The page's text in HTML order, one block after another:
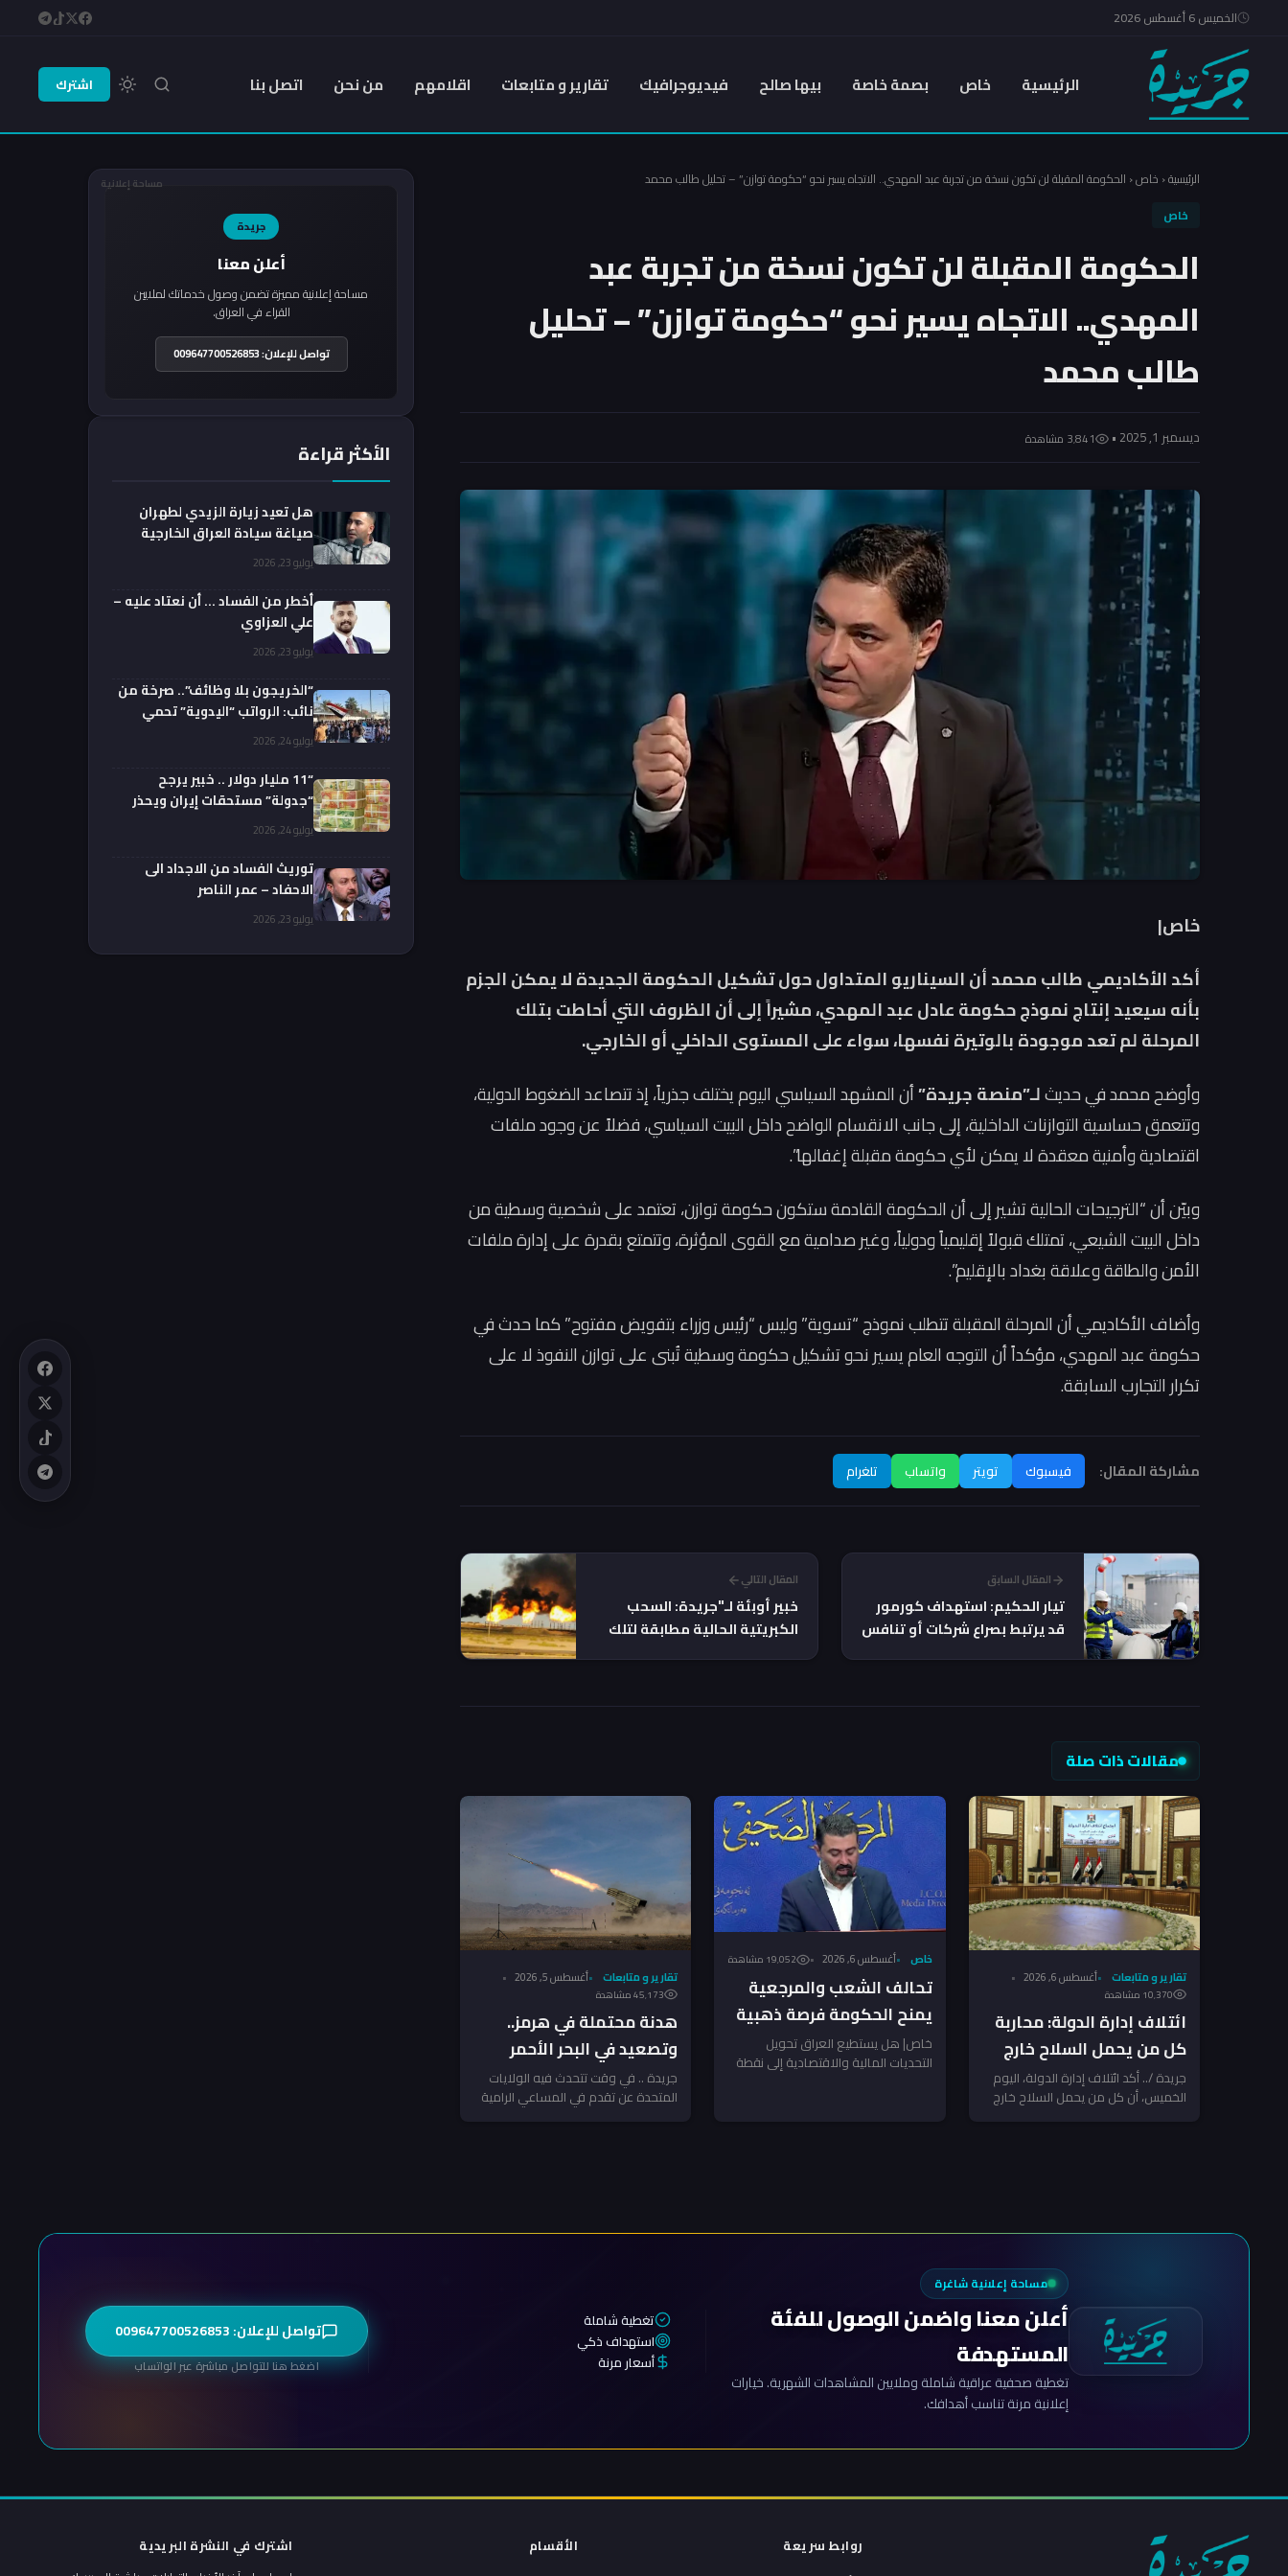
الخميس 6 أغسطس 2026
الرئيسية خاص بصمة خاصة بيها صالح فيديوجرافيك تقارير و متابعات اقلامهم من نحن اتصل بنا اشترك
الرئيسية‹ خاص‹ الحكومة المقبلة لن تكون نسخة من تجربة عبد المهدي.. الاتجاه يسير نحو “حكومة توازن” – تحليل طالب محمد
خاص
الحكومة المقبلة لن تكون نسخة من تجربة عبد
المهدي.. الاتجاه يسير نحو “حكومة توازن” – تحليل
طالب محمد
ديسمبر 1, 2025 • 3٬841 مشاهدة
خاص|
أكد الأكاديمي طالب محمد أن السيناريو المتداول حول تشكيل الحكومة الجديدة لا يمكن الجزم
بأنه سيعيد إنتاج نموذج حكومة عادل عبد المهدي، مشيراً إلى أن الظروف التي أحاطت بتلك
المرحلة لم تعد موجودة بالوتيرة نفسها، سواء على المستوى الداخلي أو الخارجي.
وأوضح محمد في حديثلـ”منصة جريدة”أن المشهد السياسي اليوم يختلف جذرياً، إذ تتصاعد الضغوط الدولية،
وتتعمق حساسية التوازنات الداخلية، إلى جانب الانقسام الواضح داخل البيت السياسي، فضلاً عن وجود ملفات
اقتصادية وأمنية معقدة لا يمكن لأي حكومة مقبلة إغفالها”.
وبيّن أن “الترجيحات الحالية تشير إلى أن الحكومة القادمة ستكون حكومة توازن، تعتمد على شخصية وسطية من
داخل البيت الشيعي، تمتلك قبولاً إقليمياً ودولياً، وغير صدامية مع القوى المؤثرة، وتتمتع بقدرة على إدارة ملفات
الأمن والطاقة وعلاقة بغداد بالإقليم”.
وأضاف الأكاديمي أن المرحلة المقبلة تتطلب نموذج “تسوية” وليس “رئيس وزراء بتفويض مفتوح” كما حدث في
حكومة عبد المهدي، مؤكداً أن التوجه العام يسير نحو تشكيل حكومة وسطية تُبنى على توازن النفوذ لا على
تكرار التجارب السابقة.
مشاركة المقال: فيسبوك تويتر واتساب تلغرام
المقال السابق
تيار الحكيم: استهداف كورمور
قد يرتبط بصراع شركات أو تنافس
المقال التالي
خبير أوبئة لـ"جريدة: السحب
الكبريتية الحالية مطابقة لتلك
مقالات ذات صلة
تقارير و متابعات أغسطس 6, 2026
10٬370 مشاهدة
ائتلاف إدارة الدولة: محاربة
كل من يحمل السلاح خارج
الدولة!
جريدة /.. أكد ائتلاف إدارة الدولة، اليوم
الخميس، أن كل من يحمل السلاح خارج
خاص أغسطس 6, 2026 19٬052 مشاهدة
تحالف الشعب والمرجعية
يمنح الحكومة فرصة ذهبية
لضرب الفساد – النائب
الشرماني لـ”جريدة”
خاص| هل يستطيع العراق تحويل
التحديات المالية والاقتصادية إلى نقطة
تقارير و متابعات أغسطس 5, 2026
45٬173 مشاهدة
هدنة محتملة في هرمز..
وتصعيد في البحر الأحمر
يهدد أمن الملاحة الإقليمي!
جريدة .. في وقت تتحدث فيه الولايات
المتحدة عن تقدم في المساعي الرامية
مساحة إعلانية
جريدة
أعلن معنا
مساحة إعلانية مميزة تضمن وصول خدماتك لملايين
القراء في العراق.
تواصل للإعلان: 009647700526853
الأكثر قراءة
هل تعيد زيارة الزيدي لطهران
صياغة سيادة العراق الخارجية
فعليا؟.. باحث يوضحيوليو 23, 2026
أخطر من الفساد … أن نعتاد عليه –
علي العزاوي
يوليو 23, 2026
“الخريجون بلا وظائف”.. صرخة من
نائب: الرواتب “اليدوية” تحمي
الفضائيين!يوليو 24, 2026
“11 مليار دولار .. خبير يرجح
“جدولة” مستحقات إيران ويحذر
من السداد الفورييوليو 24, 2026
توريث الفساد من الاجداد الى
الاحفاد – عمر الناصر
يوليو 23, 2026
مساحة إعلانية شاغرة
أعلن معنا واضمن الوصول للفئة
المستهدفة
تغطية صحفية عراقية شاملة وملايين المشاهدات الشهرية. خيارات
إعلانية مرنة تناسب أهدافك.
تغطية شاملة
استهداف ذكي
أسعار مرنة
تواصل للإعلان: 009647700526853
اضغط هنا للتواصل مباشرة عبر الواتساب
روابط سريعة
الأقسام
اشترك في النشرة البريدية